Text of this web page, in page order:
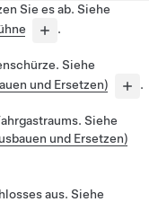
Sie es ab. Siehe
.
Siehe
und Ersetzen)
.
Siehe
und Ersetzen)
aus. Siehe